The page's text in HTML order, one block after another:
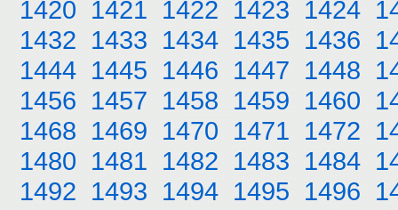
1420 1421 1422 1423 1424
1432 1433 1434 1435 1436
1444 1445 1446 1447 1448
1456 1457 1458 1459 1460
1468 1469 1470 1471 1472
1480 1481 1482 1483 1484
1492 1493 1494 1495 1496